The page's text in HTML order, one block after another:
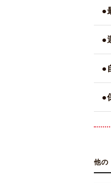
●
●
●
●
他の